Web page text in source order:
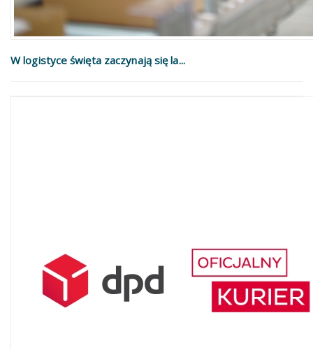
W logistyce święta zaczynają się la...